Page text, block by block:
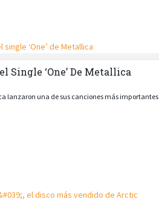
Single ‘One’ De Metallica
lanzaron una de sus canciones más importantes